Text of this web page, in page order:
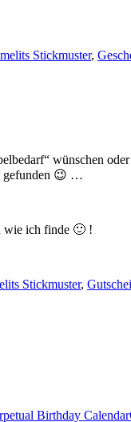
Stickmuster,
wünschen
gefunden 😉 …
wie ich finde 🙂 !
Stickmuster,